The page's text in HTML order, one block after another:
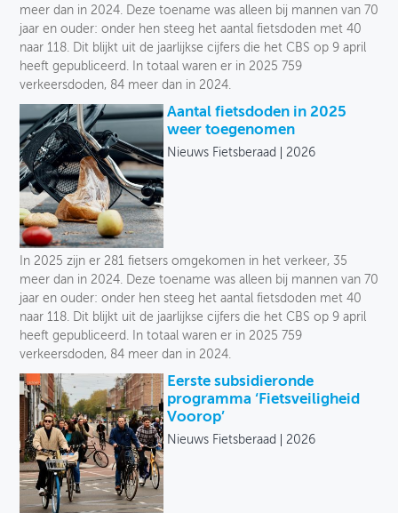
meer dan in 2024. Deze toename was alleen bij mannen van 70
jaar en ouder: onder hen steeg het aantal fietsdoden met 40
naar 118. Dit blijkt uit de jaarlijkse cijfers die het CBS op 9 april
heeft gepubliceerd. In totaal waren er in 2025 759
verkeersdoden, 84 meer dan in 2024.
Aantal fietsdoden in 2025
weer toegenomen
Nieuws Fietsberaad 2026
In 2025 zijn er 281 fietsers omgekomen in het verkeer, 35
meer dan in 2024. Deze toename was alleen bij mannen van 70
jaar en ouder: onder hen steeg het aantal fietsdoden met 40
naar 118. Dit blijkt uit de jaarlijkse cijfers die het CBS op 9 april
heeft gepubliceerd. In totaal waren er in 2025 759
verkeersdoden, 84 meer dan in 2024.
Eerste subsidieronde
programma ‘Fietsveiligheid
Voorop’
Nieuws Fietsberaad 2026